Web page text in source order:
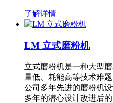
了解详情
LM 立式磨粉机
立式磨粉机是一种大型
量低、耗能高等技术难
公司多年先进的磨粉机
多年的潜心设计改进后